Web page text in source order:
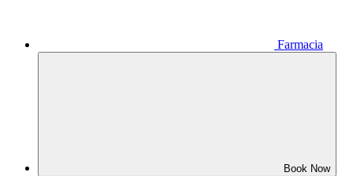
Farmacia
Book Now